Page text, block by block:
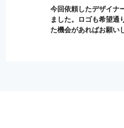
今回依頼したデザイナ
ました。ロゴも希望通
た機会があればお願い